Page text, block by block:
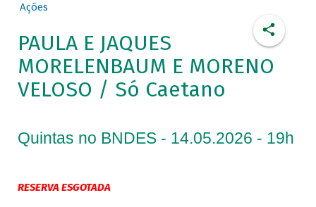
Ações
PAULA E JAQUES
MORELENBAUM E MORENO
VELOSO / Só Caetano
Quintas no BNDES - 14.05.2026 - 19h
RESERVA ESGOTADA